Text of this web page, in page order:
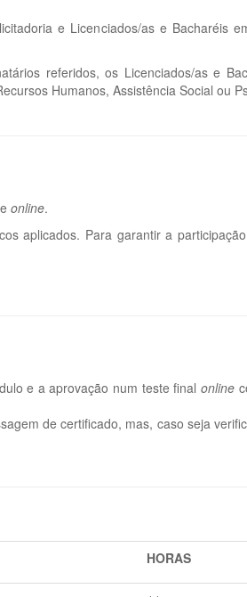
e Licenciados/as e
referidos, os Licenciados/as e
Humanos, Assistência Social ou
online.
aplicados. Para garantir a
e a aprovação num teste final online
de certificado, mas, caso seja
HORAS